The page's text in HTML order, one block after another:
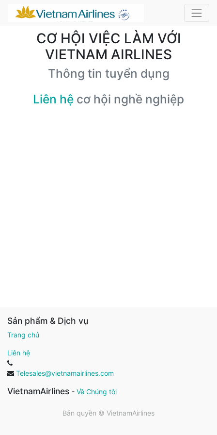
CƠ HỘI VIỆC LÀM VỚI
VIETNAM AIRLINES
Thông tin tuyển dụng
Liên hệ cơ hội nghề nghiệp
Sản phẩm & Dịch vụ
Trang chủ
Liên hệ
Telesales@vietnamairlines.com
VietnamAirlines - Về Chúng tôi
Bản quyền © VietnamAirlines